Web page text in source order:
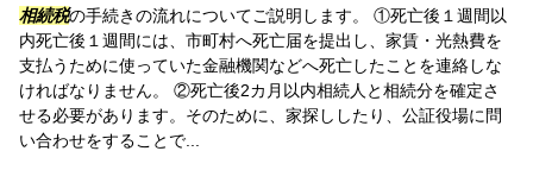
相続税の手続きの流れについてご説明します。 ①死亡後１週間以
内死亡後１週間には、市町村へ死亡届を提出し、家賃・光熱費を
支払うために使っていた金融機関などへ死亡したことを連絡しな
ければなりません。 ②死亡後2カ月以内相続人と相続分を確定さ
せる必要があります。そのために、家探ししたり、公証役場に問
い合わせをすることで...